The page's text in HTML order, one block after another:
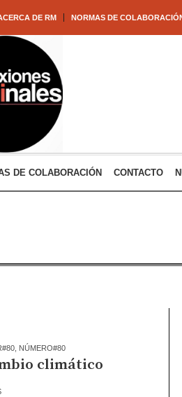
DE RM NORMAS DE
DE COLABORACIÓN CONTACTO
, NÚMERO#80
climático